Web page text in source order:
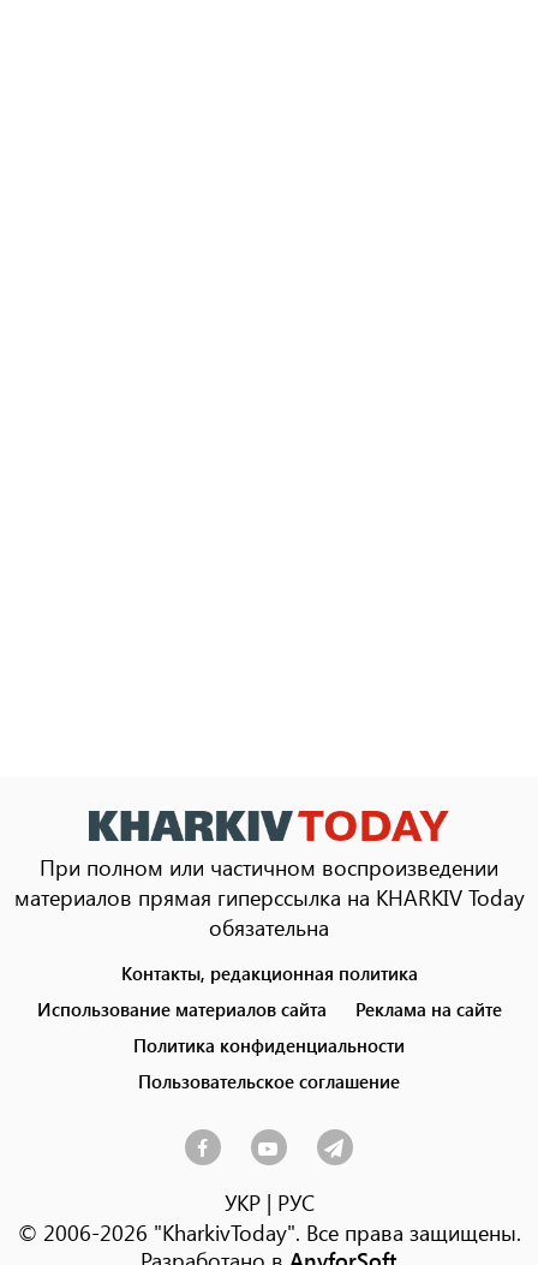
При полном или частичном воспроизведении
материалов прямая гиперссылка на KHARKIV Today
обязательна
menu
Контакты, редакционная политика
Использование материалов сайта
Реклама на сайте
Политика конфиденциальности
Пользовательское соглашение
УКР| РУС
© 2006-2026 "KharkivToday". Все права защищены.